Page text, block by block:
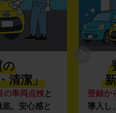
の
清潔」
の車両点検と
底。安心感と
登録か
導入し